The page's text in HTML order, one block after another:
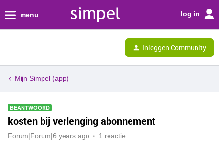
menu log in
Inloggen Community
Mijn Simpel (app)
BEANTWOORD
kosten bij verlenging abonnement
Forum|Forum|6 years ago 1 reactie